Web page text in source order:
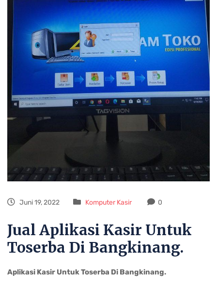
Juni 19, 2022 Komputer Kasir 0
Jual Aplikasi Kasir Untuk
Toserba Di Bangkinang.
Aplikasi Kasir Untuk Toserba Di Bangkinang.